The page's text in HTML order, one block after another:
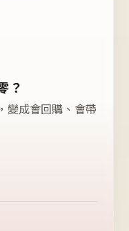
？
變成會回購、會帶